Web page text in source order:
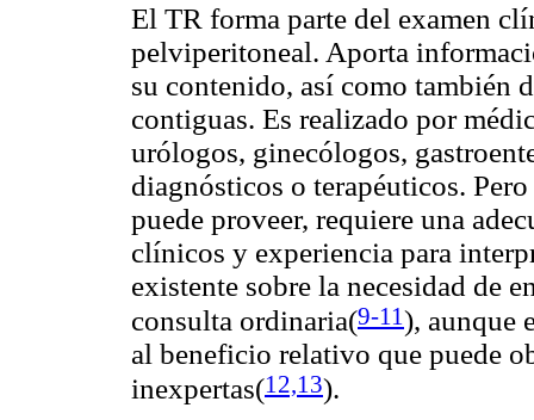
El TR forma parte del examen
pelviperitoneal. Aporta
su contenido, así como también
contiguas. Es realizado por
urólogos, ginecólogos,
diagnósticos o terapéuticos.
puede proveer, requiere una
clínicos y experiencia para
existente sobre la necesidad de
consulta ordinaria(9-11), aunque
al beneficio relativo que puede
inexpertas(12,13).